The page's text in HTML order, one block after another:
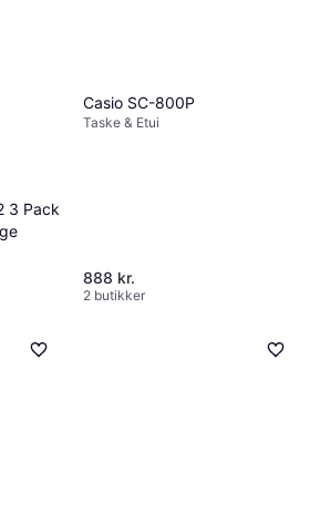
3 Pack
Casio SC-800P
Taske & Etui
888 kr.
2 butikker